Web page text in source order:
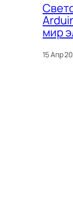
мир
15 Апр